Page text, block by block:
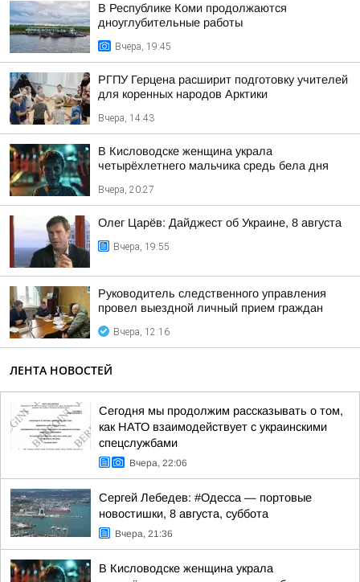
В Республике Коми продолжаются
дноуглубительные работы
Вчера, 19:45
РГПУ Герцена расширит подготовку учителей
для коренных народов Арктики
Вчера, 14:43
В Кисловодске женщина украла
четырёхлетнего мальчика средь бела дня
Вчера, 20:27
Олег Царёв: Дайджест об Украине, 8 августа
Вчера, 19:55
Руководитель следственного управления
провел выездной личный прием граждан
Вчера, 12:16
ЛЕНТА НОВОСТЕЙ
Сегодня мы продолжим рассказывать о том,
как НАТО взаимодействует с украинскими
спецслужбами
Вчера, 22:06
Сергей Лебедев: #Одесса — портовые
новостишки, 8 августа, суббота
Вчера, 21:36
В Кисловодске женщина украла